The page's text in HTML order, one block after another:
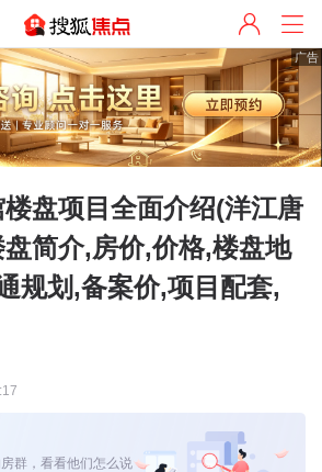
广告
盘项目全面介绍(洋江唐
简介,房价,价格,楼盘地
规划,备案价,项目配套,
群，看看他们怎么说